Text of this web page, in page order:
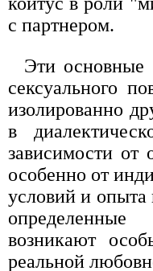
с партнером.
Эти основные
сексуального
изолированно
в
зависимости от
особенно от
условий и опыта
возникают
реальной